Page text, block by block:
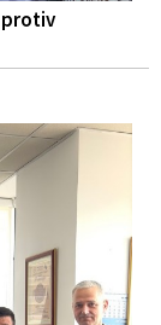
protiv